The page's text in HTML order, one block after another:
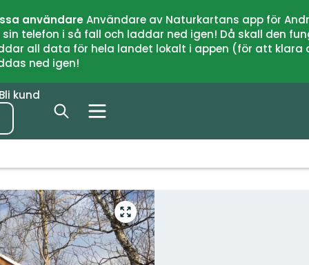
användareAnvändare av Naturkartans app för
telefon i så fall och laddar ned igen! Då skall den
all data för hela landet lokalt i appen (för att
ned igen!
Bli kund
Gå
till
helskärmsläge